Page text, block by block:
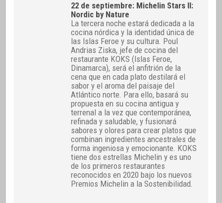
22 de septiembre: Michelin Stars II:
Nordic by Nature
La tercera noche estará dedicada a la
cocina nórdica y la identidad única de
las Islas Feroe y su cultura. Poul
Andrias Ziska, jefe de cocina del
restaurante KOKS (Islas Feroe,
Dinamarca), será el anfitrión de la
cena que en cada plato destilará el
sabor y el aroma del paisaje del
Atlántico norte. Para ello, basará su
propuesta en su cocina antigua y
terrenal a la vez que contemporánea,
refinada y saludable, y fusionará
sabores y olores para crear platos que
combinan ingredientes ancestrales de
forma ingeniosa y emocionante. KOKS
tiene dos estrellas Michelin y es uno
de los primeros restaurantes
reconocidos en 2020 bajo los nuevos
Premios Michelin a la Sostenibilidad.